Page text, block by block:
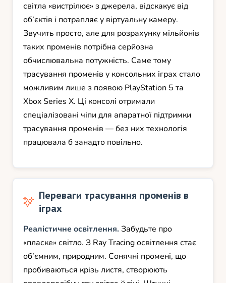
світла «вистрілює» з джерела, відскакує від
об’єктів і потрапляє у віртуальну камеру.
Звучить просто, але для розрахунку мільйонів
таких променів потрібна серйозна
обчислювальна потужність. Саме тому
трасування променів у консольних іграх стало
можливим лише з появою PlayStation 5 та
Xbox Series X. Ці консолі отримали
спеціалізовані чіпи для апаратної підтримки
трасування променів — без них технологія
працювала б занадто повільно.
Переваги трасування променів в
іграх
Реалістичне освітлення. Забудьте про
«пласке» світло. З Ray Tracing освітлення стає
об’ємним, природним. Сонячні промені, що
пробиваються крізь листя, створюють